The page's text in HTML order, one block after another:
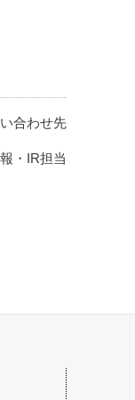
合わせ先
・IR担当